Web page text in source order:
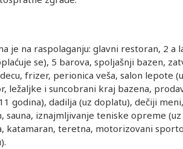
je na raspolaganju: glavni restoran, 2
se), 5 barova, spoljašnji bazen,
frizer, perionica veša, salon lepote
ležaljke i suncobrani kraj bazena,
godina), dadilja (uz doplatu), dečiji
sauna, iznajmljivanje teniske opreme
katamaran, teretna, motorizovani